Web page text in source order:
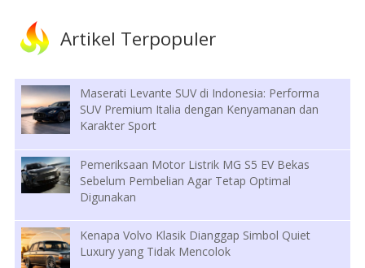
Artikel Terpopuler
Maserati Levante SUV di Indonesia: Performa
SUV Premium Italia dengan Kenyamanan dan
Karakter Sport
Pemeriksaan Motor Listrik MG S5 EV Bekas
Sebelum Pembelian Agar Tetap Optimal
Digunakan
Kenapa Volvo Klasik Dianggap Simbol Quiet
Luxury yang Tidak Mencolok